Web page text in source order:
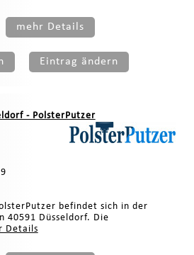
mehr Details
Eintrag ändern
- PolsterPutzer
befindet sich in der
40591 Düsseldorf. Die
Details